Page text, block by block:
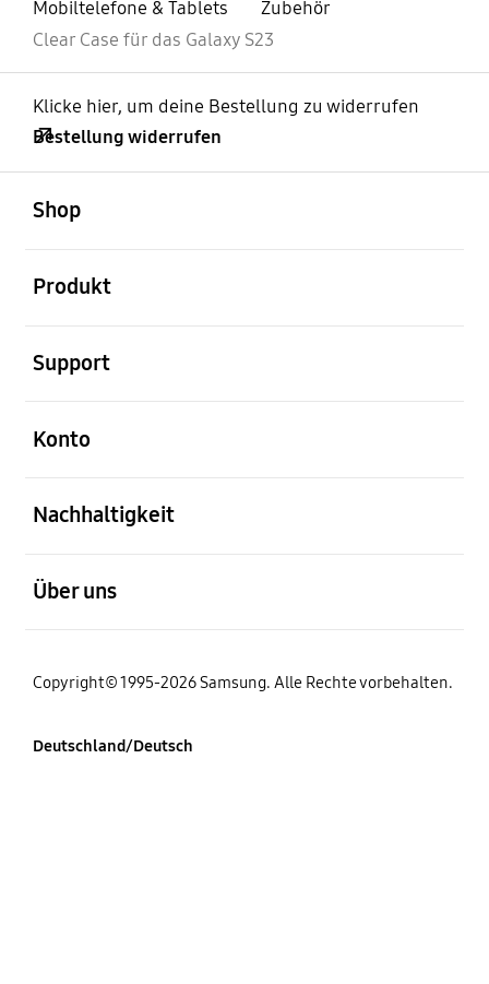
Mobiltelefone & Tablets
Zubehör
Clear Case für das Galaxy S23
Klicke hier, um deine Bestellung zu widerrufen
Bestellung widerrufen
Shop
Produkt
Support
Konto
Nachhaltigkeit
Über uns
Copyright© 1995-2026 Samsung. Alle Rechte vorbehalten.
Deutschland/Deutsch